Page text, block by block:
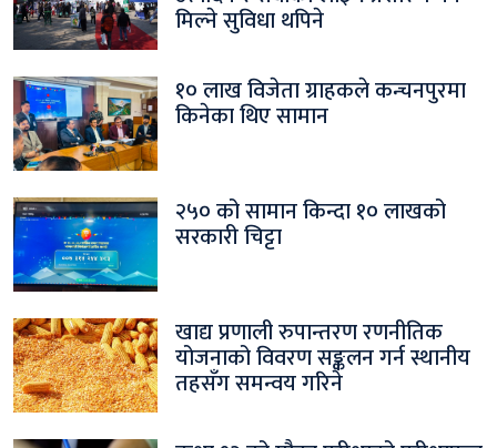
मिल्ने सुविधा थपिने
१० लाख विजेता ग्राहकले कन्चनपुरमा
किनेका थिए सामान
२५० को सामान किन्दा १० लाखको
सरकारी चिट्टा
खाद्य प्रणाली रुपान्तरण रणनीतिक
योजनाको विवरण सङ्कलन गर्न स्थानीय
तहसँग समन्वय गरिने